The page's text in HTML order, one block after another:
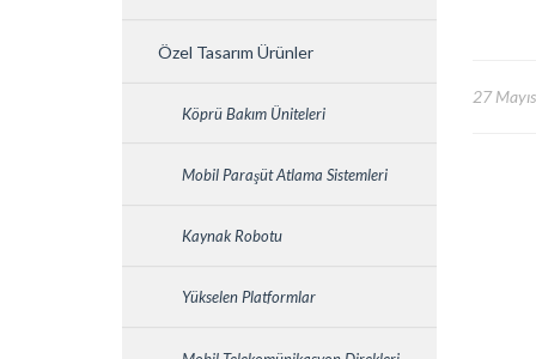
27
Özel Tasarım Ürünler
Köprü Bakım Üniteleri
Mobil Paraşüt Atlama Sistemleri
Kaynak Robotu
Yükselen Platformlar